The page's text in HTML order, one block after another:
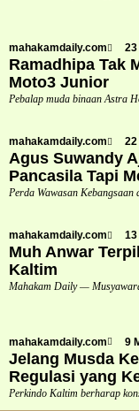
mahakamdaily.com 23
Ramadhipa Tak
Moto3 Junior
Pebalap muda binaan Astra
mahakamdaily.com 22
Agus Suwandy
Pancasila Tapi
Perda Wawasan
mahakamdaily.com 13
Muh Anwar
Kaltim
Mahakam Daily —
mahakamdaily.com 9
Jelang Musda
Regulasi yang
Perkindo Kaltim berharap